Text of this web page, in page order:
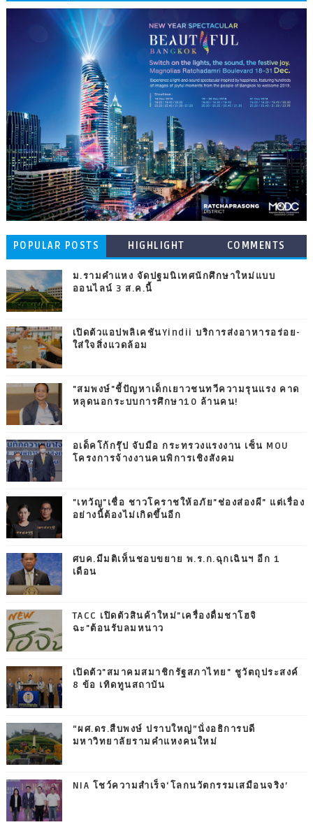
POPULAR POSTS HIGHLIGHT COMMENTS
ม.รามคำแหง จัดปฐมนิเทศนักศึกษาใหม่แบบ
ออนไลน์ 3 ส.ค.นี้
เปิดตัวแอปพลิเคชันYindii บริการส่งอาหารอร่อย-
ใส่ใจสิ่งแวดล้อม
"สมพงษ์"ชี้ปัญหาเด็กเยาวชนทวีความรุนแรง คาด
หลุดนอกระบบการศึกษา10 ล้านคน!
อเด็คโก้กรุ๊ป จับมือ กระทรวงแรงงาน เซ็น MOU
โครงการจ้างงานคนพิการเชิงสังคม
"เทวัญ"เชื่อ ชาวโคราชให้อภัย"ช่องส่องผี" แต่เรื่อง
อย่างนี้ต้องไม่เกิดขึ้นอีก
ศบค.มีมติเห็นชอบขยาย พ.ร.ก.ฉุกเฉินฯ อีก 1
เดือน
TACC เปิดตัวสินค้าใหม่"เครื่องดื่มชาโฮจิ
ฉะ"ต้อนรับลมหนาว
เปิดตัว"สมาคมสมาชิกรัฐสภาไทย" ชูวัตถุประสงค์
8 ข้อ เทิดทูนสถาบัน
“ผศ.ดร.สืบพงษ์ ปราบใหญ่”นั่งอธิการบดี
มหาวิทยาลัยรามคำแหงคนใหม่
NIA โชว์ความสำเร็จ‘โลกนวัตกรรมเสมือนจริง’